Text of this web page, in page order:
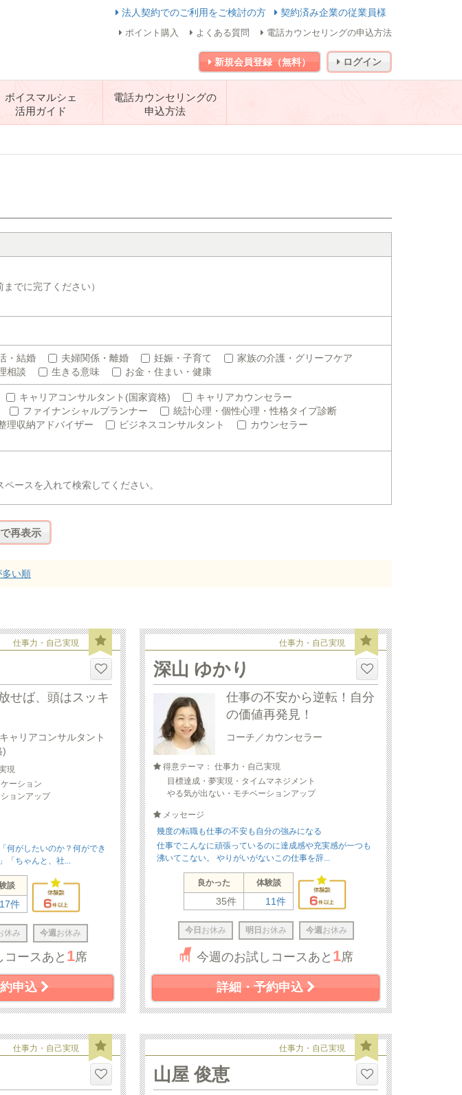
法人契約でのご利用をご検討の方 契約済み企業の従業員様
ポイント購入 よくある質問 電話カウンセリングの申込方法
新規会員登録（無料） ログイン
ボイスマルシェ
活用ガイド
電話カウンセリングの
申込方法
でに完了ください）
・結婚 夫婦関係・離婚 妊娠・子育て
家族の介護・グリーフケア
相談 生きる意味 お金・住まい・健康
キャリアコンサルタント(国家資格)
キャリアカウンセラー
ファイナンシャルプランナー
統計心理・個性心理・性格タイプ診断
理収納アドバイザー ビジネスコンサルタント
カウンセラー
ースを入れて検索してください。
多い順
仕事力・自己実現
せば、頭はスッキ
ャリアコンサルタント
)
現
ーション
ョンアップ
何がしたいのか？何ができ
「ちゃんと、社...
談
17件
休み 今週 お休み
ースあと 1席
申込
仕事力・自己実現
深山 ゆかり
仕事の不安から逆転！自分
の価値再発見！
コーチ／カウンセラー
得意テーマ： 仕事力・自己実現
目標達成・夢実現・タイムマネジメント
やる気が出ない・モチベーションアップ
メッセージ
幾度の転職も仕事の不安も自分の強みになる
仕事でこんなに頑張っているのに達成感や充実感が一つも
沸いてこない。 やりがいがないこの仕事を辞...
良かった 体験談
35件 11件
今日 お休み 明日 お休み 今週 お休み
今週のお試しコースあと 1席
詳細・予約申込
仕事力・自己実現 仕事力・自己実現
山屋 俊恵